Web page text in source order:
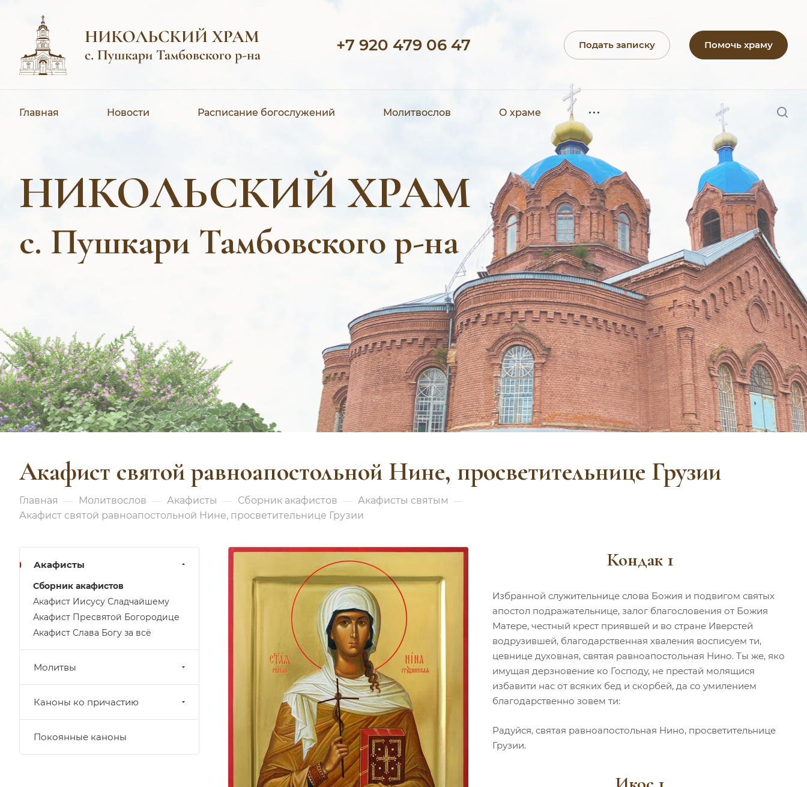
+7 920 479 06 47 Подать записку Помочь храму
Главная Новости Расписание богослужений Молитвослов О храме
НИКОЛЬСКИЙ ХРАМ
с. Пушкари Тамбовского р-на
Акафист святой равноапостольной Нине, просветительнице Грузии
Главная — Молитвослов — Акафисты — Сборник акафистов — Акафисты святым —
Акафист святой равноапостольной Нине, просветительнице Грузии
Кондак 1
Избранной служительнице слова Божия и подвигом святых
апостол подражательнице, залог благословения от Божия
Матере, честный крест приявшей и во стране Иверстей
водрузившей, благодарственная хваления восписуем ти,
цевнице духовная, святая равноапостольная Нино. Ты же, яко
имущая дерзновение ко Господу, не престай молящися
избавити нас от всяких бед и скорбей, да со умилением
благодарственно зовем ти:
Радуйся, святая равноапостольная Нино, просветительнице
Грузии.
Акафисты
Сборник акафистов
Акафист Иисусу Сладчайшему
Акафист Пресвятой Богородице
Акафист Слава Богу за всё
Молитвы
Каноны ко причастию
Покоянные каноны